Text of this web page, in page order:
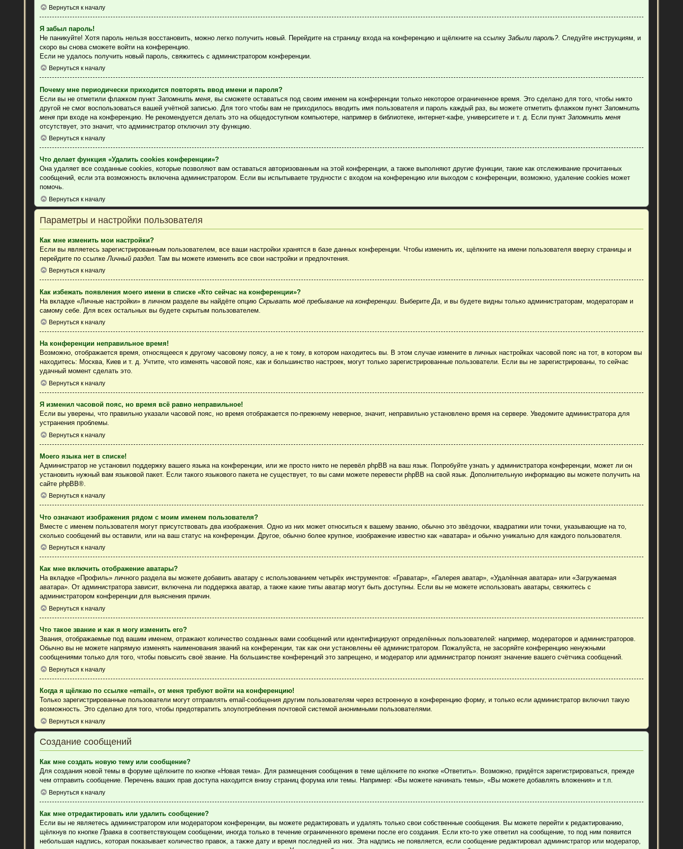
Вернуться к началу
Я забыл пароль!
Не паникуйте! Хотя пароль нельзя восстановить, можно легко получить новый. Перейдите на страницу входа на конференцию и щёлкните на ссылкуЗабыли пароль?. Следуйте инструкциям, и
скоро вы снова сможете войти на конференцию.
Если не удалось получить новый пароль, свяжитесь с администратором конференции.
Вернуться к началу
Почему мне периодически приходится повторять ввод имени и пароля?
Если вы не отметили флажком пунктЗапомнить меня , вы сможете оставаться под своим именем на конференции только некоторое ограниченное время. Это сделано для того, чтобы никто
другой не смог воспользоваться вашей учётной записью. Для того чтобы вам не приходилось вводить имя пользователя и пароль каждый раз, вы можете отметить флажком пунктЗапомнить
меня при входе на конференцию. Не рекомендуется делать это на общедоступном компьютере, например в библиотеке, интернет-кафе, университете и т. д. Если пунктЗапомнить меня
отсутствует, это значит, что администратор отключил эту функцию.
Вернуться к началу
Что делает функция «Удалить cookies конференции»?
Она удаляет все созданные cookies, которые позволяют вам оставаться авторизованным на этой конференции, а также выполняют другие функции, такие как отслеживание прочитанных
сообщений, если эта возможность включена администратором. Если вы испытываете трудности с входом на конференцию или выходом с конференции, возможно, удаление cookies может
помочь.
Вернуться к началу
Параметры и настройки пользователя
Как мне изменить мои настройки?
Если вы являетесь зарегистрированным пользователем, все ваши настройки хранятся в базе данных конференции. Чтобы изменить их, щёлкните на имени пользователя вверху страницы и
перейдите по ссылкеЛичный раздел . Там вы можете изменить все свои настройки и предпочтения.
Вернуться к началу
Как избежать появления моего имени в списке «Кто сейчас на конференции»?
На вкладке «Личные настройки» в личном разделе вы найдёте опциюСкрывать моё пребывание на конференции . ВыберитеДа , и вы будете видны только администраторам, модераторам и
самому себе. Для всех остальных вы будете скрытым пользователем.
Вернуться к началу
На конференции неправильное время!
Возможно, отображается время, относящееся к другому часовому поясу, а не к тому, в котором находитесь вы. В этом случае измените в личных настройках часовой пояс на тот, в котором вы
находитесь: Москва, Киев и т. д. Учтите, что изменять часовой пояс, как и большинство настроек, могут только зарегистрированные пользователи. Если вы не зарегистрированы, то сейчас
удачный момент сделать это.
Вернуться к началу
Я изменил часовой пояс, но время всё равно неправильное!
Если вы уверены, что правильно указали часовой пояс, но время отображается по-прежнему неверное, значит, неправильно установлено время на сервере. Уведомите администратора для
устранения проблемы.
Вернуться к началу
Моего языка нет в списке!
Администратор не установил поддержку вашего языка на конференции, или же просто никто не перевёл phpBB на ваш язык. Попробуйте узнать у администратора конференции, может ли он
установить нужный вам языковой пакет. Если такого языкового пакета не существует, то вы сами можете перевести phpBB на свой язык. Дополнительную информацию вы можете получить на
сайтеphpBB®.
Вернуться к началу
Что означают изображения рядом с моим именем пользователя?
Вместе с именем пользователя могут присутствовать два изображения. Одно из них может относиться к вашему званию, обычно это звёздочки, квадратики или точки, указывающие на то,
сколько сообщений вы оставили, или на ваш статус на конференции. Другое, обычно более крупное, изображение известно как «аватара» и обычно уникально для каждого пользователя.
Вернуться к началу
Как мне включить отображение аватары?
На вкладке «Профиль» личного раздела вы можете добавить аватару с использованием четырёх инструментов: «Граватар», «Галерея аватар», «Удалённая аватара» или «Загружаемая
аватара». От администратора зависит, включена ли поддержка аватар, а также какие типы аватар могут быть доступны. Если вы не можете использовать аватары, свяжитесь с
администратором конференции для выяснения причин.
Вернуться к началу
Что такое звание и как я могу изменить его?
Звания, отображаемые под вашим именем, отражают количество созданных вами сообщений или идентифицируют определённых пользователей: например, модераторов и администраторов.
Обычно вы не можете напрямую изменять наименования званий на конференции, так как они установлены её администратором. Пожалуйста, не засоряйте конференцию ненужными
сообщениями только для того, чтобы повысить своё звание. На большинстве конференций это запрещено, и модератор или администратор понизят значение вашего счётчика сообщений.
Вернуться к началу
Когда я щёлкаю по ссылке «email», от меня требуют войти на конференцию!
Только зарегистрированные пользователи могут отправлять email-сообщения другим пользователям через встроенную в конференцию форму, и только если администратор включил такую
возможность. Это сделано для того, чтобы предотвратить злоупотребления почтовой системой анонимными пользователями.
Вернуться к началу
Создание сообщений
Как мне создать новую тему или сообщение?
Для создания новой темы в форуме щёлкните по кнопке «Новая тема». Для размещения сообщения в теме щёлкните по кнопке «Ответить». Возможно, придётся зарегистрироваться, прежде
чем отправить сообщение. Перечень ваших прав доступа находится внизу страниц форума или темы. Например: «Вы можете начинать темы», «Вы можете добавлять вложения» и т.п.
Вернуться к началу
Как мне отредактировать или удалить сообщение?
Если вы не являетесь администратором или модератором конференции, вы можете редактировать и удалять только свои собственные сообщения. Вы можете перейти к редактированию,
щёлкнув по кнопкеПравка в соответствующем сообщении, иногда только в течение ограниченного времени после его создания. Если кто-то уже ответил на сообщение, то под ним появится
небольшая надпись, которая показывает количество правок, а также дату и время последней из них. Эта надпись не появляется, если сообщение редактировал администратор или модератор,